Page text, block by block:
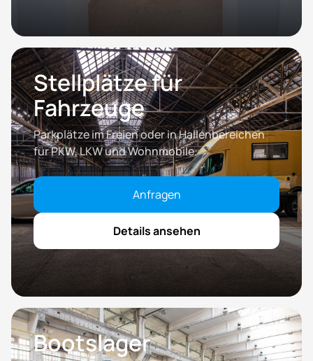
Stellplätze für
Fahrzeuge
Parkplätze im Freien oder in Hallenbereichen
für PKW, LKW und Wohnmobile.
Anfragen
Details ansehen
Bootslager